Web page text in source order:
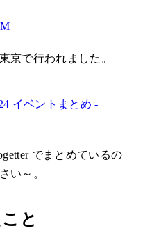
京で行われました。
イベントまとめ -
でまとめているの
い～。
と